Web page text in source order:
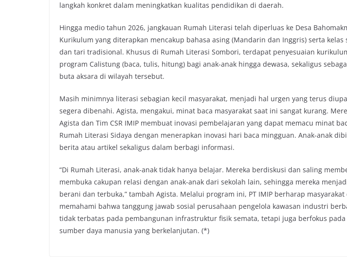
langkah konkret dalam meningkatkan kualitas pendidikan di daerah.
Hingga medio tahun 2026, jangkauan Rumah Literasi telah diperluas ke Desa
Kurikulum yang diterapkan mencakup bahasa asing (Mandarin dan Inggris) serta
dan tari tradisional. Khusus di Rumah Literasi Sombori, terdapat penyesuaian
program Calistung (baca, tulis, hitung) bagi anak-anak hingga dewasa, sekaligus
buta aksara di wilayah tersebut.
Masih minimnya literasi sebagian kecil masyarakat, menjadi hal urgen yang terus
segera dibenahi. Agista, mengakui, minat baca masyarakat saat ini sangat kurang.
Agista dan Tim CSR IMIP membuat inovasi pembelajaran yang dapat memacu minat
Rumah Literasi Sidaya dengan menerapkan inovasi hari baca mingguan. Anak-anak
berita atau artikel sekaligus dalam berbagi informasi.
“Di Rumah Literasi, anak-anak tidak hanya belajar. Mereka berdiskusi dan saling
membuka cakupan relasi dengan anak-anak dari sekolah lain, sehingga mereka
berani dan terbuka,” tambah Agista. Melalui program ini, PT IMIP berharap
memahami bahwa tanggung jawab sosial perusahaan pengelola kawasan industri
tidak terbatas pada pembangunan infrastruktur fisik semata, tetapi juga berfokus
sumber daya manusia yang berkelanjutan. (*)